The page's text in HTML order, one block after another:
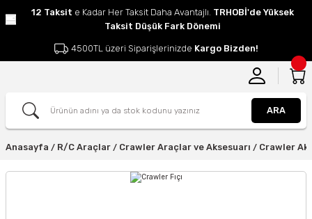
12 Taksit e Kadar Her Taksit Daha Avantajlı. TRHOBİ'de Yüksek
Taksit Düşük Fark Dönemi
4500TL üzeri Siparişlerinizde Kargo Bizden!
ARA
Anasayfa R/C Araçlar Crawler Araçlar ve Aksesuarı Crawler